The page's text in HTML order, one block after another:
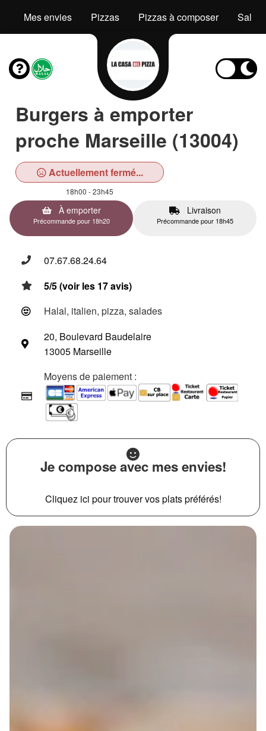
Mes envies Pizzas Pizzas à composer
Burgers à emporter
proche Marseille (13004)
Actuellement fermé...
18h00 - 23h45
À emporter
Précommande pour 18h20
Livraison
Précommande pour 18h45
07.67.68.24.64
5/5 (voir les 17 avis)
Halal, italien, pizza, salades
20, Boulevard Baudelaire
13005 Marseille
Moyens de paiement :
Je compose avec mes envies!
Cliquez ici pour trouver vos plats préférés!